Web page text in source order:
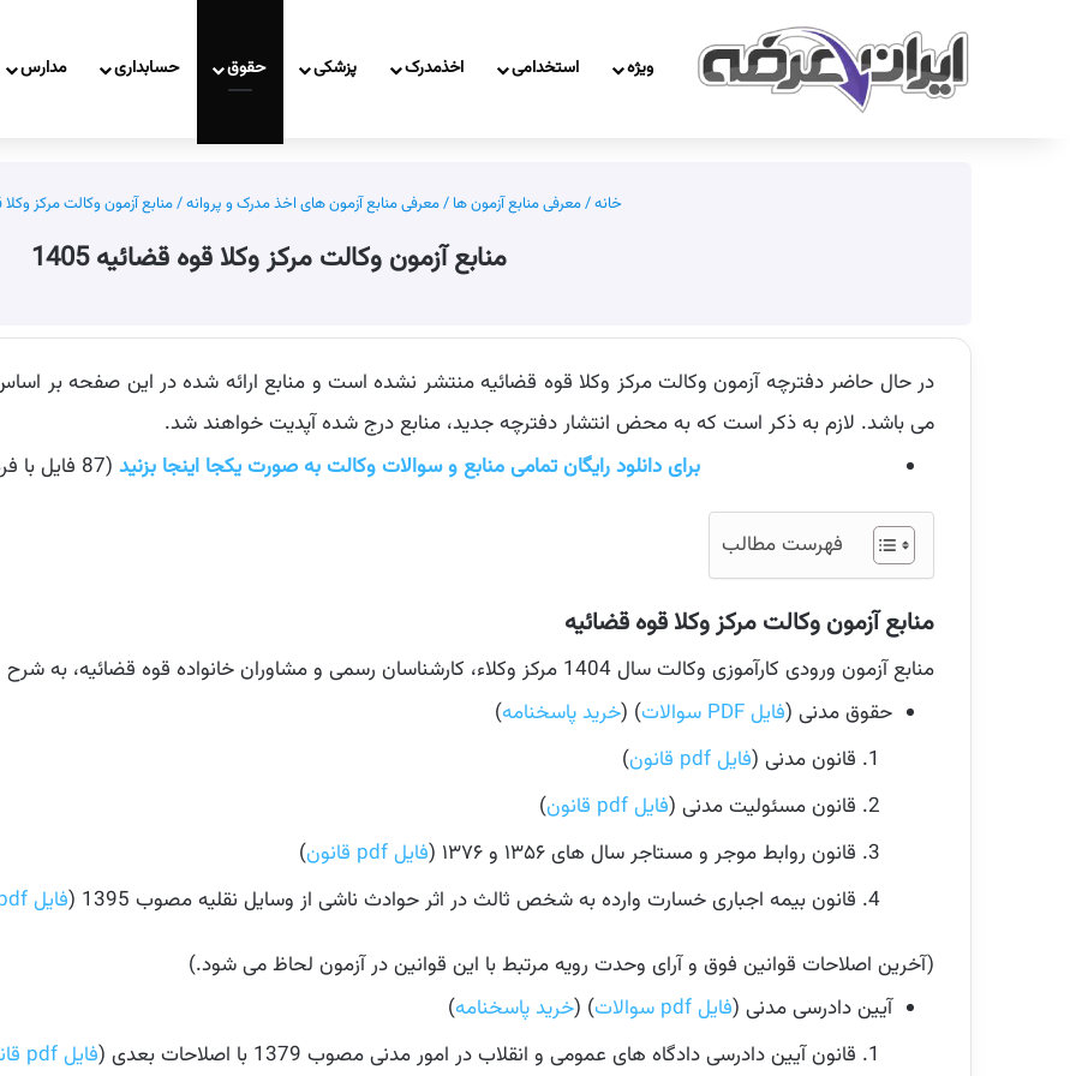
ویژه استخدامی اخذمدرک پزشکی حقوق حسابداری مدارس
خانه/معرفی منابع آزمون ها /معرفی منابع آزمون های اخذ مدرک و پروانه/منابع آزمون وکالت مرکز وکلا
منابع آزمون وکالت مرکز وکلا قوه قضائیه 1405
می باشد. لازم به ذکر است که به محض انتشار دفترچه جدید، منابع درج شده آپدیت خواهند شد.
برای دانلود رایگان تمامی منابع و سوالات وکالت به صورت یکجا اینجا بزنید (87 فایل با فرمت zip و حجم 148MB)
فهرست مطالب
منابع آزمون وکالت مرکز وکلا قوه قضائیه
منابع آزمون ورودی کارآموزی وکالت سال 1404 مرکز وکلاء، کارشناسان رسمی و مشاوران خانواده قوه قضائیه، به شرح زیر اعلام شده است:
حقوق مدنی (فایل PDF سوالات ) (خرید پاسخنامه)
قانون مدنی (فایل pdf قانون
)
قانون مسئولیت مدنی (فایل pdf قانون
)
قانون روابط موجر و مستاجر سال های ۱۳۵۶ و ۱۳۷۶ (
فایل pdf قانون
)
قانون بیمه اجباری خسارت وارده به شخص ثالث در اثر حوادث ناشی از وسایل نقلیه مصوب 1395 (
فایل pdf قانون
(آخرین اصلاحات قوانین فوق و آرای وحدت رویه مرتبط با این قوانین در آزمون لحاظ می شود.)
آیین دادرسی مدنی (فایل pdf سوالات ) (خرید پاسخنامه)
قانون آیین دادرسی دادگاه های عمومی و انقلاب در امور مدنی مصوب 1379 با اصلاحات بعدی (
فایل pdf قانون